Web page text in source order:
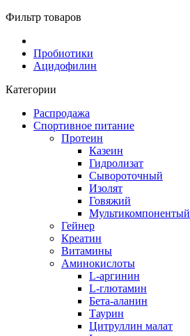
Фильтр товаров
Пробиотики
Ацидофилин
Категории
Распродажа
Спортивное питание
Протеин
Казеин
Гидролизат
Сывороточный
Изолят
Говяжий
Мультикомпонентый
Гейнер
Креатин
Витамины
Аминокислоты
L-аргинин
L-глютамин
Бета-аланин
Таурин
Цитруллин малат